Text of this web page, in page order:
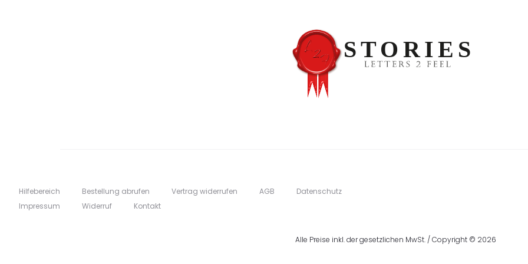
Hilfebereich Bestellung abrufen Vertrag widerrufen AGB
Datenschutz
Impressum
Widerruf Kontakt
Alle Preise inkl. der gesetzlichen MwSt. / Copyright © 2026